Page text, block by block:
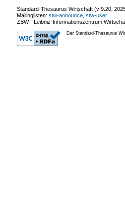
Standard-Thesaurus Wirtschaft (v 9.20
Mailinglisten: stw-announce stw-user
ZBW - Leibniz-Informationszentrum
Der Standard-Thesaurus